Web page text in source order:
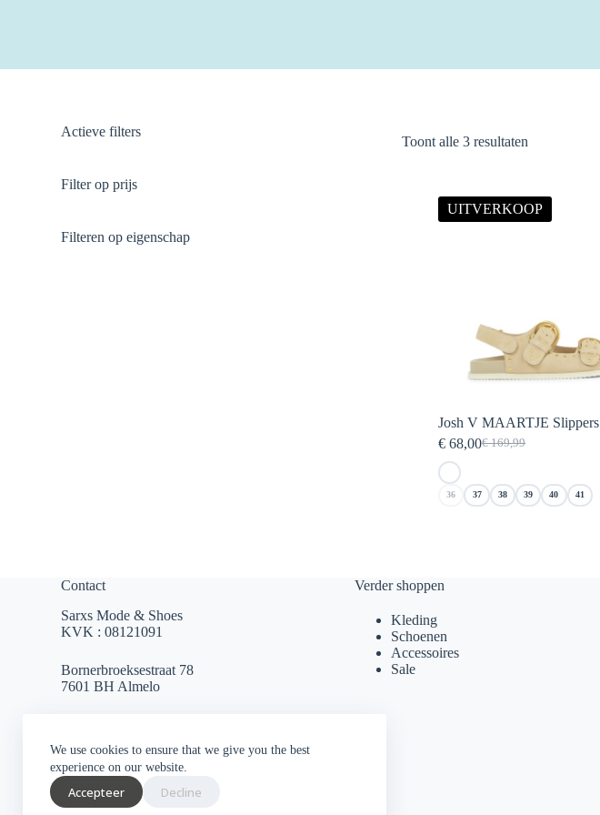
We use cookies to ensure that we give you the best
experience on our website.
Accepteer Decline
Toont alle 3 resultaten
UITVERKOOP
Josh V MAARTJE Slippers
€169,99
Oorspronkelijke
was:
€ 169,99.
€ 68,00Huidige
is:
€ 68,00.
36 37 38 39 40 41
Actieve filters
Filter op prijs
Filteren op eigenschap
Contact
Sarxs Mode & Shoes
KVK : 08121091
Bornerbroeksestraat 78
7601 BH Almelo
0546 812 230
Socials
Verder shoppen
Kleding
Schoenen
Accessoires
Sale